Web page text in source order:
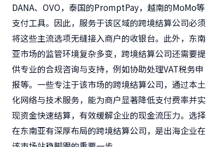
DANA、OVO，泰国的PromptPay，越南的MoMo等
支付工具。因此，服务于该区域的跨境结算公司必须
将这些主流选项无缝接入商户的收银台。此外，东南
亚市场的监管环境复杂多变，跨境结算公司还需要提
供专业的合规咨询与支持，例如协助处理VAT税务申
报等。一些专注于该市场的跨境结算公司，通过本土
化网络与技术服务，能为商户显著降低支付费率并实
现资金快速结算，有效缓解企业的现金流压力。选择
在东南亚有深厚布局的跨境结算公司，是出海企业在